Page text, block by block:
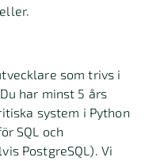
som trivs i
har minst 5 års
system i Python
SQL och
PostgreSQL). Vi